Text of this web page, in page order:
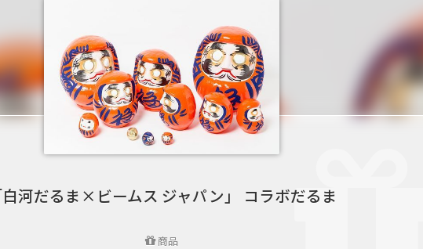
白河だるま×ビームス ジャパン」 コラボだるま
商品